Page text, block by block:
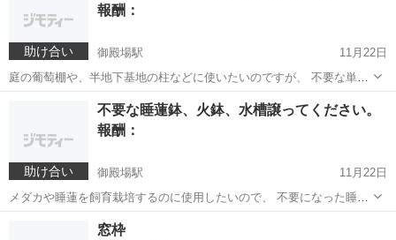
助け合い
報酬：
御殿場駅
11月22日
庭の葡萄棚や、半地下基地の柱などに使いたいのですが、 不要な単管
パイプやポリ波板など活用できそうな物を処分したい方、いらっしゃ
いましたら引き取らせていただけないでしょうか？活用した様は
youtubeでご報告しております。 宜...
御殿場市 御殿場駅 買いたい/ください レンガ
助け合い
不要な睡蓮鉢、火鉢、水槽譲ってください。
報酬：
御殿場駅
11月22日
メダカや睡蓮を飼育栽培するのに使用したいので、 不要になった睡蓮
鉢、火鉢、水槽などありましたら、 譲って頂けないでしょうか。 静岡
県東部から神奈川県相模原市周辺、東京八王子周辺まででしたら、車
御殿場市
窓枠